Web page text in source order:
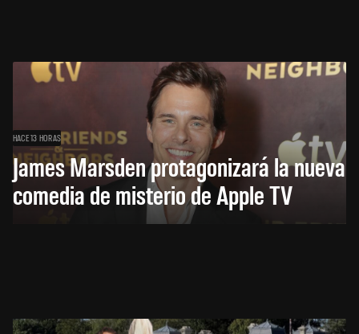
HACE 13 HORAS
James Marsden protagonizará la nueva
comedia de misterio de Apple TV